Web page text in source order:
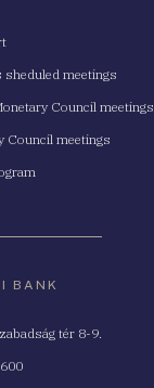
sheduled meetings
Council meetings
Council meetings
BANK
tér 8-9.